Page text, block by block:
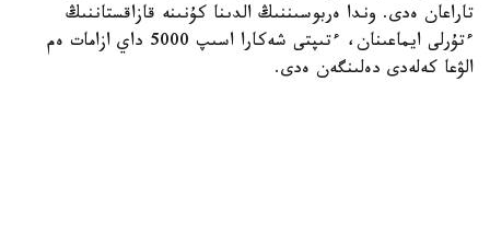
تاراعان ەدى. وندا ەربوسىننىڭ الدىنا كۇنىنە قازاقستاننىڭ
ءتۇرلى ايماعىنان، ءتىپتى شەكارا اسىپ 5000 داي ازامات ەم
الۋعا كەلەدى دەلىنگەن ەدى.